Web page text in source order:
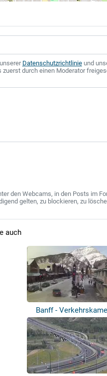
Datenschutzrichtlinieund
durch einen Moderator
den Webcams, in den Posts im
gelten, zu blockieren, zu
auch
Banff -